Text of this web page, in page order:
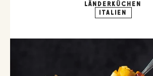
LÄNDERKÜCHEN
ITALIEN